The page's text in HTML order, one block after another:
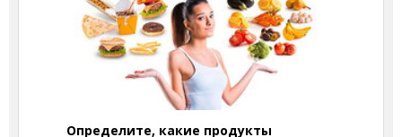
Определите, какие продукты